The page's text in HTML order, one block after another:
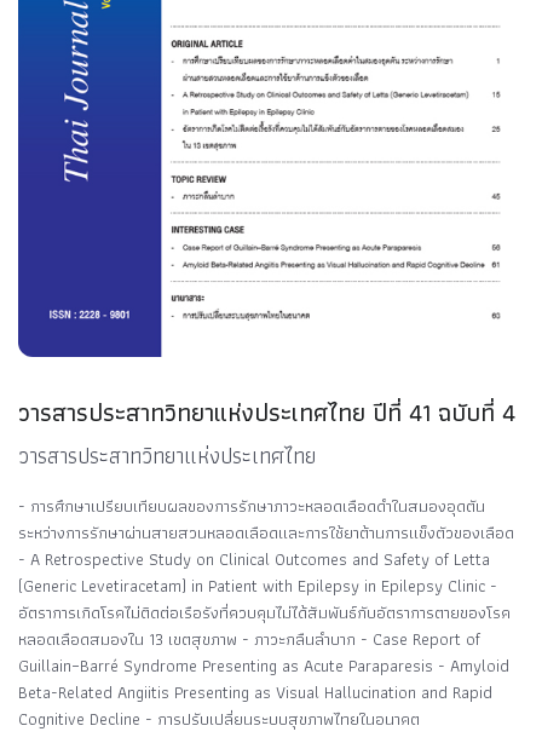
วารสารประสาทวิทยาแห่งประเทศไทย ปีที่ 41 ฉบับที่ 4
วารสารประสาทวิทยาแห่งประเทศไทย
- การศึกษาเปรียบเทียบผลของการรักษาภาวะหลอดเลือดดำในสมองอุดตัน
ระหว่างการรักษาผ่านสายสวนหลอดเลือดและการใช้ยาต้านการแข็งตัวของเลือด
- A Retrospective Study on Clinical Outcomes and Safety of Letta
(Generic Levetiracetam) in Patient with Epilepsy in Epilepsy Clinic -
อัตราการเกิดโรคไม่ติดต่อเรือรังที่ควบคุมไม่ได้สัมพันธ์กับอัตราการตายของโรค
หลอดเลือดสมองใน 13 เขตสุขภาพ - ภาวะกลืนลำบาก - Case Report of
Guillain–Barré Syndrome Presenting as Acute Paraparesis - Amyloid
Beta-Related Angiitis Presenting as Visual Hallucination and Rapid
Cognitive Decline - การปรับเปลี่ยนระบบสุขภาพไทยในอนาคต